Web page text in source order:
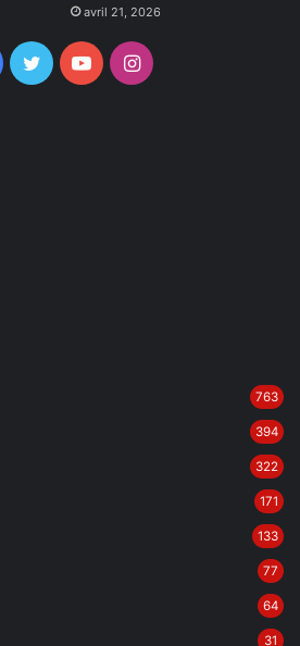
avril 21, 2026
Facebook
TwitterYouTubeInstagram
763
394
322
171
133
77
64
31